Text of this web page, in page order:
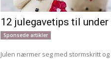
12 julegavetips til under
Sponsede artikler
Julen nærmer seg med stormskritt